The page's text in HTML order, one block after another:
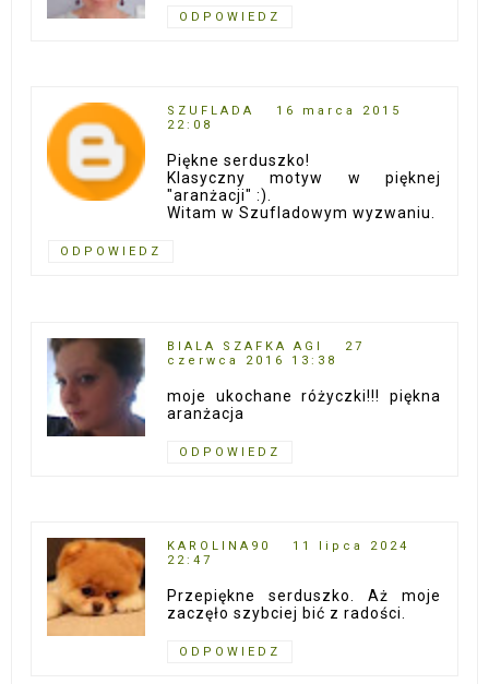
ODPOWIEDZ
SZUFLADA
16 marca 2015
22:08
Piękne serduszko!
Klasyczny motyw w pięknej
"aranżacji" :).
Witam w Szufladowym wyzwaniu.
ODPOWIEDZ
BIALA SZAFKA AGI
27
czerwca 2016 13:38
moje ukochane różyczki!!! piękna
aranżacja
ODPOWIEDZ
KAROLINA90
11 lipca 2024
22:47
Przepiękne serduszko. Aż moje
zaczęło szybciej bić z radości.
ODPOWIEDZ